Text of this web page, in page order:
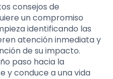
consejos de
un compromiso
identificando las
atención inmediata y
de su impacto.
paso hacia la
y conduce a una vida